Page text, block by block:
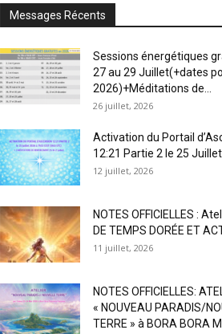
Messages Récents
Sessions énergétiques
27 au 29 Juillet(+dates
2026)+Méditations de...
26 juillet, 2026
Activation du Portail
12:21 Partie 2 le 25 Juillet
12 juillet, 2026
NOTES OFFICIELLES :
DE TEMPS DORÉE ET
11 juillet, 2026
NOTES OFFICIELLES:
« NOUVEAU PARADIS/
TERRE » à BORA BORA